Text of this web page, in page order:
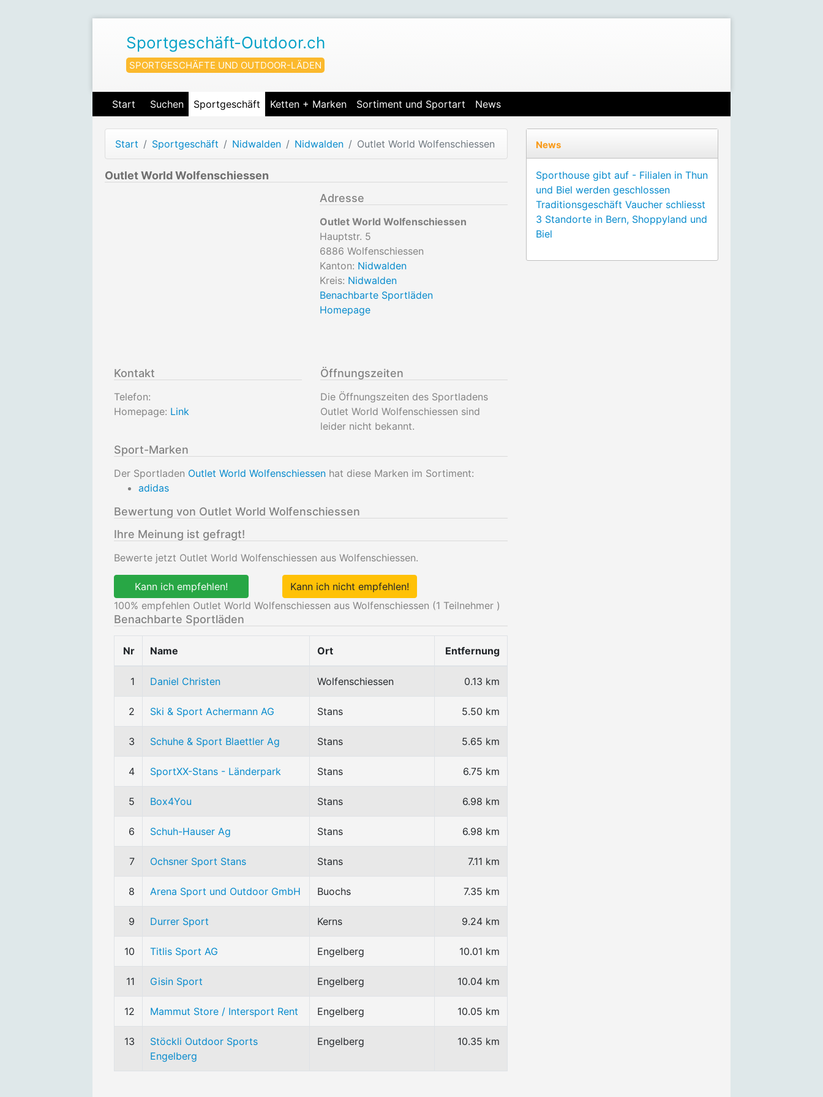
Sportgeschäft-Outdoor.ch
SPORTGESCHÄFTE UND OUTDOOR-LÄDEN
Start Suchen Sportgeschäft Ketten + Marken Sortiment und Sportart News
Start Sportgeschäft Nidwalden Nidwalden Outlet World Wolfenschiessen
Outlet World Wolfenschiessen
Adresse
Outlet World Wolfenschiessen
Hauptstr. 5
6886 Wolfenschiessen
Kanton: Nidwalden
Kreis: Nidwalden
Benachbarte Sportläden
Homepage
Kontakt
Telefon:
Homepage: Link
Öffnungszeiten
Die Öffnungszeiten des Sportladens
Outlet World Wolfenschiessen sind
leider nicht bekannt.
Sport-Marken
Der Sportladen Outlet World Wolfenschiessen hat diese Marken im Sortiment:
adidas
Bewertung von Outlet World Wolfenschiessen
Ihre Meinung ist gefragt!
Bewerte jetzt Outlet World Wolfenschiessen aus Wolfenschiessen.
Kann ich empfehlen!
Kann ich nicht empfehlen!
100% empfehlen Outlet World Wolfenschiessen aus Wolfenschiessen (1 Teilnehmer )
Benachbarte Sportläden
Nr Name Ort Entfernung
1 Daniel Christen Wolfenschiessen 0.13 km
2 Ski & Sport Achermann AG Stans 5.50 km
3 Schuhe & Sport Blaettler Ag Stans 5.65 km
4 SportXX-Stans - Länderpark Stans 6.75 km
5 Box4You Stans 6.98 km
6 Schuh-Hauser Ag Stans 6.98 km
7 Ochsner Sport Stans Stans 7.11 km
8 Arena Sport und Outdoor GmbH Buochs 7.35 km
9 Durrer Sport Kerns 9.24 km
10 Titlis Sport AG Engelberg 10.01 km
11 Gisin Sport Engelberg 10.04 km
12 Mammut Store / Intersport Rent Engelberg 10.05 km
13
Stöckli Outdoor Sports
Engelberg
Engelberg 10.35 km
News
Sporthouse gibt auf - Filialen in Thun
und Biel werden geschlossen
Traditionsgeschäft Vaucher schliesst
3 Standorte in Bern, Shoppyland und
Biel